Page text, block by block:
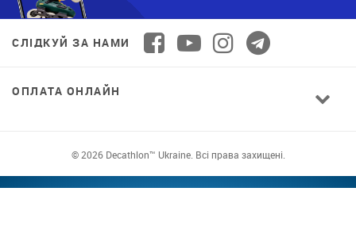
СЛІДКУЙ ЗА НАМИ
ОПЛАТА ОНЛАЙН
© 2026 Decathlon™ Ukraine. Всі права захищені.